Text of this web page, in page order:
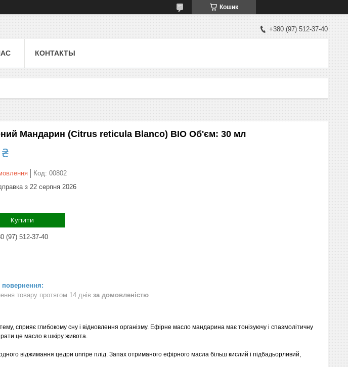
Кошик
+380 (97) 512-37-40
КОНТАКТЫ
Мандарин (Citrus reticula Blanco) BIO Об'єм: 30 мл
Код: 00802
з 22 серпня 2026
Купити
(97) 512-37-40
товару протягом 14 днів за домовленістю
сприяє глибокому сну і відновлення організму. Ефірне масло мандарина має тонізуючу і спазмолітичну
це масло в шкіру живота.
віджимання цедри unripe плід. Запах отриманого ефірного масла більш кислий і підбадьорливий,